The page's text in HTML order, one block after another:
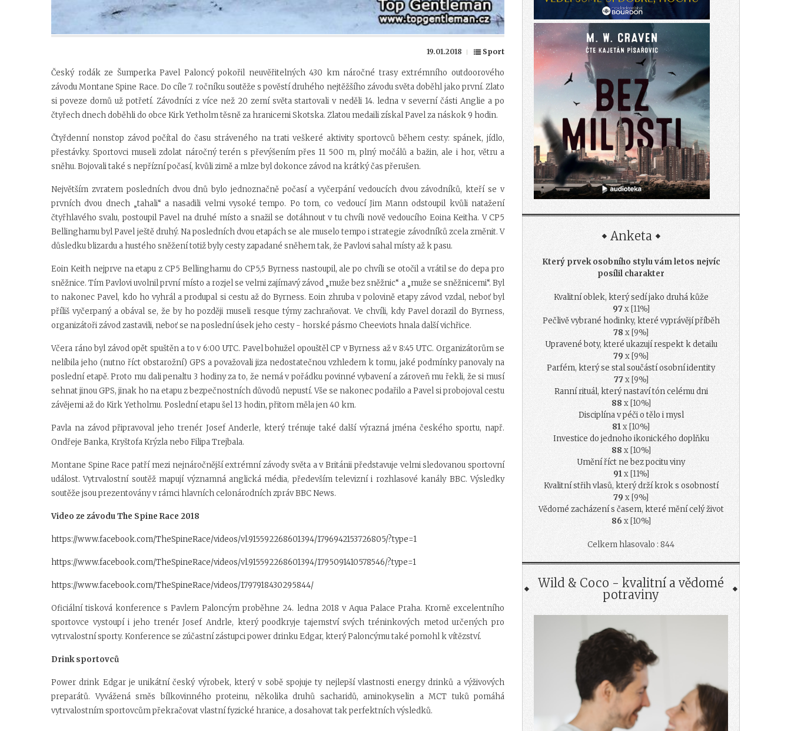
19.01.2018 Sport
Český rodák ze Šumperka Pavel Paloncý pokořil neuvěřitelných 430 km náročné trasy extrémního outdoorového
závodu Montane Spine Race. Do cíle 7. ročníku soutěže s pověstí druhého nejtěžšího závodu světa doběhl jako první. Zlato
si poveze domů už potřetí. Závodníci z více než 20 zemí světa startovali v neděli 14. ledna v severní části Anglie a po
čtyřech dnech doběhli do obce Kirk Yetholm těsně za hranicemi Skotska. Zlatou medaili získal Pavel za náskok 9 hodin.
Čtyřdenní nonstop závod počítal do času stráveného na trati veškeré aktivity sportovců během cesty: spánek, jídlo,
přestávky. Sportovci museli zdolat náročný terén s převýšením přes 11 500 m, plný močálů a bažin, ale i hor, větru a
sněhu. Bojovali také s nepřízní počasí, kvůli zimě a mlze byl dokonce závod na krátký čas přerušen.
Největším zvratem posledních dvou dnů bylo jednoznačně počasí a vyčerpání vedoucích dvou závodníků, kteří se v
prvních dvou dnech „tahali“ a nasadili velmi vysoké tempo. Po tom, co vedoucí Jim Mann odstoupil kvůli natažení
čtyřhlavého svalu, postoupil Pavel na druhé místo a snažil se dotáhnout v tu chvíli nově vedoucího Eoina Keitha. V CP5
Bellinghamu byl Pavel ještě druhý. Na posledních dvou etapách se ale muselo tempo i strategie závodníků zcela změnit. V
důsledku blizardu a hustého sněžení totiž byly cesty zapadané sněhem tak, že Pavlovi sahal místy až k pasu.
Eoin Keith nejprve na etapu z CP5 Bellinghamu do CP5,5 Byrness nastoupil, ale po chvíli se otočil a vrátil se do depa pro
sněžnice. Tím Pavlovi uvolnil první místo a rozjel se velmi zajímavý závod „muže bez sněžnic“ a „muže se sněžnicemi“. Byl
to nakonec Pavel, kdo ho vyhrál a produpal si cestu až do Byrness. Eoin zhruba v polovině etapy závod vzdal, neboť byl
příliš vyčerpaný a obával se, že by ho později museli resque týmy zachraňovat. Ve chvíli, kdy Pavel dorazil do Byrness,
organizátoři závod zastavili, neboť se na poslední úsek jeho cesty - horské pásmo Cheeviots hnala další vichřice.
Včera ráno byl závod opět spuštěn a to v 6:00 UTC. Pavel bohužel opouštěl CP v Byrness až v 8:45 UTC. Organizátorům se
nelíbila jeho (nutno říct obstarožní) GPS a považovali jiza nedostatečnou vzhledem k tomu, jaké podmínky panovaly na
poslední etapě. Proto mu dali penaltu 3 hodiny za to, že nemá v pořádku povinné vybavení a zároveň mu řekli, že si musí
sehnat jinou GPS, jinak ho na etapu z bezpečnostních důvodů nepustí. Vše se nakonec podařilo a Pavel si probojoval cestu
závějemi až do Kirk Yetholmu. Poslední etapu šel 13 hodin, přitom měla jen 40 km.
Pavla na závod připravoval jeho trenér Josef Anderle, který trénuje také další výrazná jména českého sportu, např.
Ondřeje Banka, Kryštofa Krýzla nebo Filipa Trejbala.
Montane Spine Race patří mezi nejnáročnější extrémní závody světa a v Británii představuje velmi sledovanou sportovní
událost. Vytrvalostní soutěž mapují významná anglická média, především televizní i rozhlasové kanály BBC. Výsledky
soutěže jsou prezentovány v rámci hlavních celonárodních zpráv BBC News.
Video ze závodu The Spine Race 2018
https://www.facebook.com/TheSpineRace/videos/vl.915592268601394/1796942153726805/?type=1
https://www.facebook.com/TheSpineRace/videos/vl.915592268601394/1795091410578546/?type=1
https://www.facebook.com/TheSpineRace/videos/1797918430295844/
Oficiální tisková konference s Pavlem Paloncým proběhne 24. ledna 2018 vAqua Palace Praha. Kromě excelentního
sportovce vystoupí i jeho trenér Josef Andrle, který poodkryje tajemství svých tréninkových metod určených pro
vytrvalostní sporty. Konference se zúčastní zástupci power drinku Edgar, který Paloncýmu také pomohl k vítězství.
Drink sportovců
Power drink Edgar je unikátní český výrobek, který v sobě spojuje ty nejlepší vlastnosti energy drinků a výživových
preparátů. Vyvážená směs bílkovinného proteinu, několika druhů sacharidů, aminokyselin a MCT tuků pomáhá
vytrvalostním sportovcům překračovat vlastní fyzické hranice, a dosahovat tak perfektních výsledků.
Anketa
Který prvek osobního stylu vám letos nejvíc
posílil charakter
Kvalitní oblek, který sedí jako druhá kůže
97x [11%]
Pečlivě vybrané hodinky, které vyprávějí příběh
78 x [9%]
Upravené boty, které ukazují respekt k detailu
79 x [9%]
Parfém, který se stal součástí osobní identity
77x [9%]
Ranní rituál, který nastaví tón celému dni
88 x [10%]
Disciplína v péči o tělo i mysl
81x [10%]
Investice do jednoho ikonického doplňku
88 x [10%]
Umění říct ne bez pocitu viny
91x [11%]
Kvalitní střih vlasů, který drží krok s osobností
79 x [9%]
Vědomé zacházení s časem, které mění celý život
86 x [10%]
Celkem hlasovalo : 844
Wild & Coco - kvalitní a vědomé
potraviny